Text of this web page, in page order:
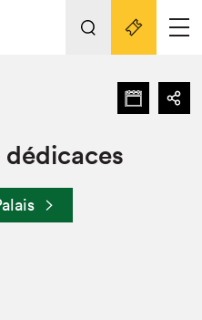
Salon
Nos activités